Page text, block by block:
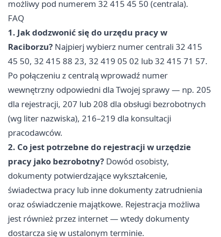
możliwy pod numerem 32 415 45 50 (centrala).
FAQ
1. Jak dodzwonić się do urzędu pracy w
Raciborzu? Najpierj wybierz numer centrali 32 415
45 50, 32 415 88 23, 32 419 05 02 lub 32 415 71 57.
Po połączeniu z centralą wprowadź numer
wewnętrzny odpowiedni dla Twojej sprawy — np. 205
dla rejestracji, 207 lub 208 dla obsługi bezrobotnych
(wg liter nazwiska), 216–219 dla konsultacji
pracodawców.
2. Co jest potrzebne do rejestracji w urzędzie
pracy jako bezrobotny? Dowód osobisty,
dokumenty potwierdzające wykształcenie,
świadectwa pracy lub inne dokumenty zatrudnienia
oraz oświadczenie majątkowe. Rejestracja możliwa
jest również przez internet — wtedy dokumenty
dostarcza się w ustalonym terminie.